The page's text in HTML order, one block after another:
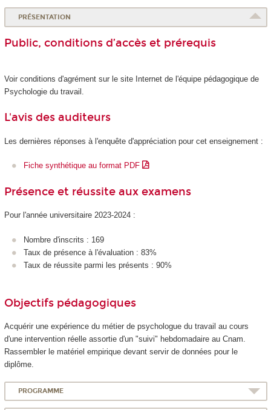
PRÉSENTATION
Public, conditions d’accès et prérequis
Voir conditions d'agrémentsur le site Internet de l'équipe pédagogique de
Psychologie du travail.
L'avis des auditeurs
Les dernières réponses à l'enquête d'appréciation pour cet enseignement :
Fiche synthétique au format PDF
Présence et réussite aux examens
Pour l'année universitaire 2023-2024 :
Nombre d'inscrits : 169
Taux de présence à l'évaluation : 83%
Taux de réussite parmi les présents : 90%
Objectifs pédagogiques
Acquérir une expérience du métier de psychologue du travail au cours
d'une intervention réelle assortie d'un "suivi" hebdomadaire au Cnam.
Rassembler le matériel empirique devant servir de données pour le
diplôme.
PROGRAMME